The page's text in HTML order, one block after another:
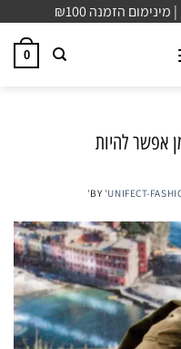
0
אפשר להיות
BY 'UNIFECT-